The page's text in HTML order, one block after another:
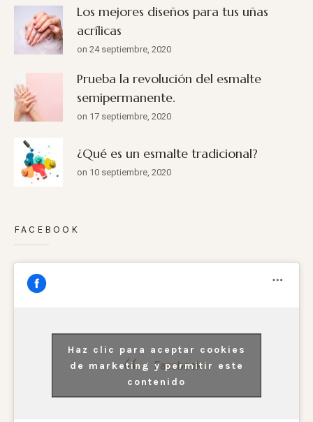
Los mejores diseños para tus uñas
acrílicas
on 24 septiembre, 2020
Prueba la revolución del esmalte
semipermanente.
on 17 septiembre, 2020
¿Qué es un esmalte tradicional?
on 10 septiembre, 2020
FACEBOOK
Facebook
Haz clic para aceptar cookies
de marketing y permitir este
contenido